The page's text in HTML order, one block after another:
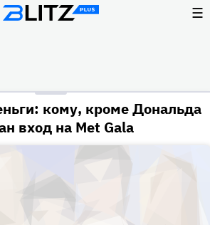
☰
кому, кроме Дональда
вход на Met Gala